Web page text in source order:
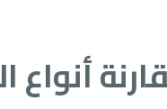
أنواع